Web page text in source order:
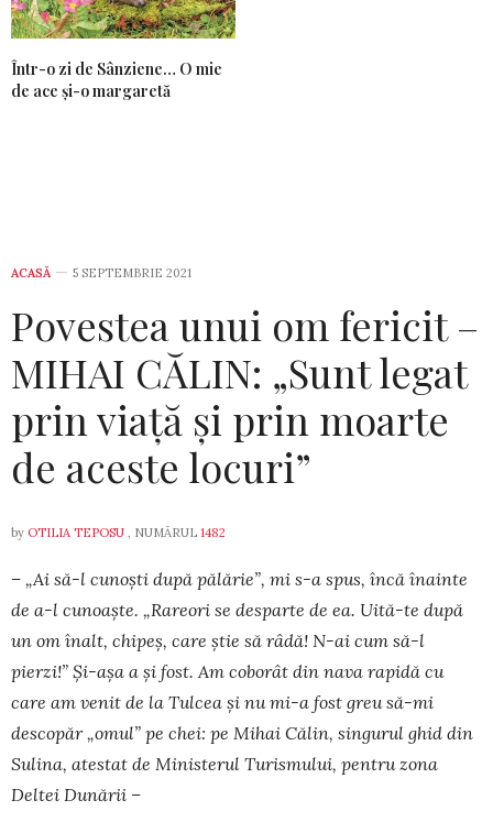
Într-o zi de Sânziene… O mie
de ace și-o margaretă
ACASĂ 5 SEPTEMBRIE 2021
Povestea unui om fericit –
MIHAI CĂLIN: „Sunt legat
prin viață și prin moarte
de aceste locuri”
by OTILIA TEPOSU , NUMĂRUL 1482
– „Ai să-l cunoști după pălărie”, mi s-a spus, încă înainte
de a-l cunoaște. „Ra­reori se desparte de ea. Uită-te după
un om înalt, chipeș, care știe să râdă! N-ai cum să-l
pierzi!” Și-așa a și fost. Am coborât din nava rapidă cu
care am venit de la Tulcea și nu mi-a fost greu să-mi
descopăr „omul” pe chei: pe Mihai Călin, singurul ghid din
Sulina, atestat de Ministerul Turismului, pentru zona
Deltei Dunării –